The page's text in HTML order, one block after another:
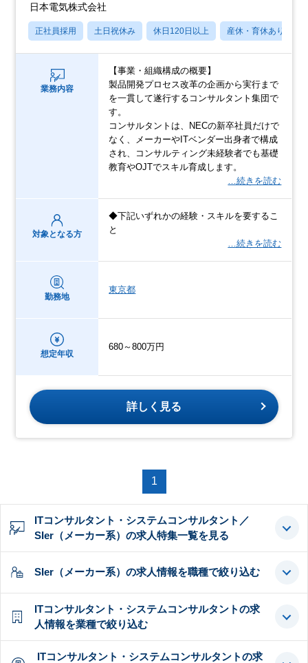
日本電気株式会社
正社員採用 土日祝休み 休日120日以上 産休・育休あり
業務内容
【事業・組織構成の概要】
製品開発プロセス改革の企画から実行まで
を一貫して遂行するコンサルタント集団で
す。
コンサルタントは、NECの新卒社員だけで
なく、メーカーやITベンダー出身者で構成
され、コンサルティング未経験者でも基礎
教育やOJTでスキル育成します。
…続きを読む
対象となる方
◆下記いずれかの経験・スキルを要するこ
と
…続きを読む
勤務地
東京都
想定年収
680～800万円
詳しく見る
1
ITコンサルタント・システムコンサルタント／
SIer（メーカー系）の求人特集一覧を見る
SIer（メーカー系）の求人情報を職種で絞り込む
ITコンサルタント・システムコンサルタントの求
人情報を業種で絞り込む
ITコンサルタント・システムコンサルタントの求